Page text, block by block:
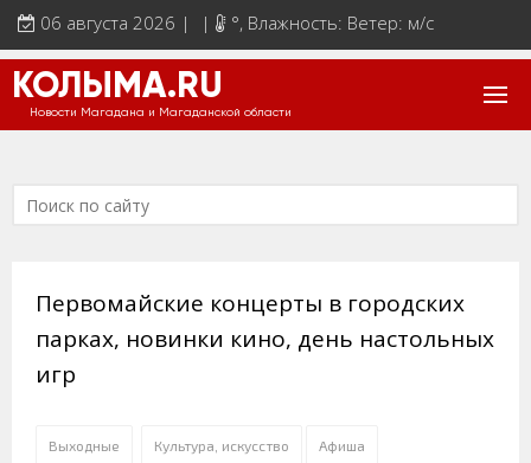
06 августа 2026 | | °, Влажность: Ветер: м/с
КОЛЫМА.RU
Новости Магадана и Магаданской области
Первомайские концерты в городских
парках, новинки кино, день настольных
игр
Выходные Культура, искусство Афиша